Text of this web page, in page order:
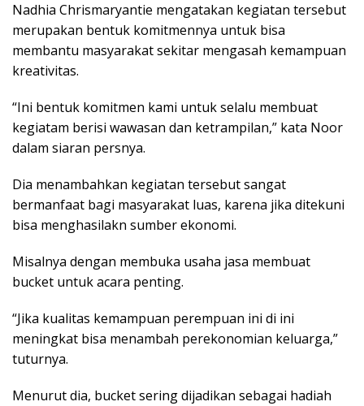
Nadhia Chrismaryantie mengatakan kegiatan tersebut
merupakan bentuk komitmennya untuk bisa
membantu masyarakat sekitar mengasah kemampuan
kreativitas.
“Ini bentuk komitmen kami untuk selalu membuat
kegiatam berisi wawasan dan ketrampilan,” kata Noor
dalam siaran persnya.
Dia menambahkan kegiatan tersebut sangat
bermanfaat bagi masyarakat luas, karena jika ditekuni
bisa menghasilakn sumber ekonomi.
Misalnya dengan membuka usaha jasa membuat
bucket untuk acara penting.
“Jika kualitas kemampuan perempuan ini di ini
meningkat bisa menambah perekonomian keluarga,”
tuturnya.
Menurut dia, bucket sering dijadikan sebagai hadiah